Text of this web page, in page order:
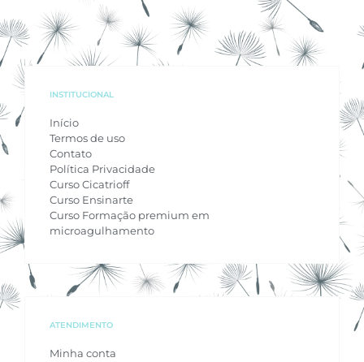
INSTITUCIONAL
Início
Termos de uso
Contato
Política Privacidade
Curso Cicatrioff
Curso Ensinarte
Curso Formação premium em
microagulhamento
ATENDIMENTO
Minha conta